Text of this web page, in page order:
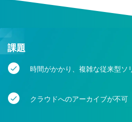
課題
時間がかかり、複雑な従来型ソ
クラウドへのアーカイブが不可